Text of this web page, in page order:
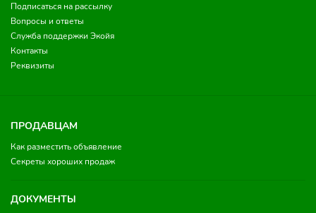
Подписаться на рассылку
Вопросы и ответы
Служба поддержки Экойя
Контакты
Реквизиты
ПРОДАВЦАМ
Как разместить объявление
Секреты хороших продаж
ДОКУМЕНТЫ